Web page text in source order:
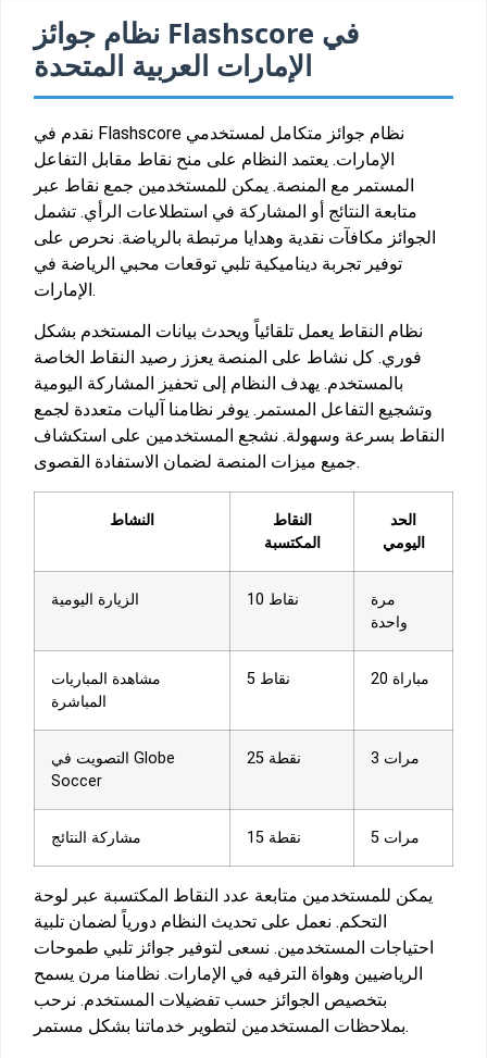
نظام جوائز Flashscore في
الإمارات العربية المتحدة
نقدم في Flashscore نظام جوائز متكامل لمستخدمي
الإمارات. يعتمد النظام على منح نقاط مقابل التفاعل
المستمر مع المنصة. يمكن للمستخدمين جمع نقاط عبر
متابعة النتائج أو المشاركة في استطلاعات الرأي. تشمل
الجوائز مكافآت نقدية وهدايا مرتبطة بالرياضة. نحرص على
توفير تجربة ديناميكية تلبي توقعات محبي الرياضة في
الإمارات.
نظام النقاط يعمل تلقائياً ويحدث بيانات المستخدم بشكل
فوري. كل نشاط على المنصة يعزز رصيد النقاط الخاصة
بالمستخدم. يهدف النظام إلى تحفيز المشاركة اليومية
وتشجيع التفاعل المستمر. يوفر نظامنا آليات متعددة لجمع
النقاط بسرعة وسهولة. نشجع المستخدمين على استكشاف
جميع ميزات المنصة لضمان الاستفادة القصوى.
النشاط
النقاط
المكتسبة
الحد
اليومي
الزيارة اليومية 10 نقاط
مرة
واحدة
مشاهدة المباريات
المباشرة
5 نقاط 20 مباراة
التصويت في Globe
Soccer
25 نقطة 3 مرات
مشاركة النتائج 15 نقطة 5 مرات
يمكن للمستخدمين متابعة عدد النقاط المكتسبة عبر لوحة
التحكم. نعمل على تحديث النظام دورياً لضمان تلبية
احتياجات المستخدمين. نسعى لتوفير جوائز تلبي طموحات
الرياضيين وهواة الترفيه في الإمارات. نظامنا مرن يسمح
بتخصيص الجوائز حسب تفضيلات المستخدم. نرحب
بملاحظات المستخدمين لتطوير خدماتنا بشكل مستمر.